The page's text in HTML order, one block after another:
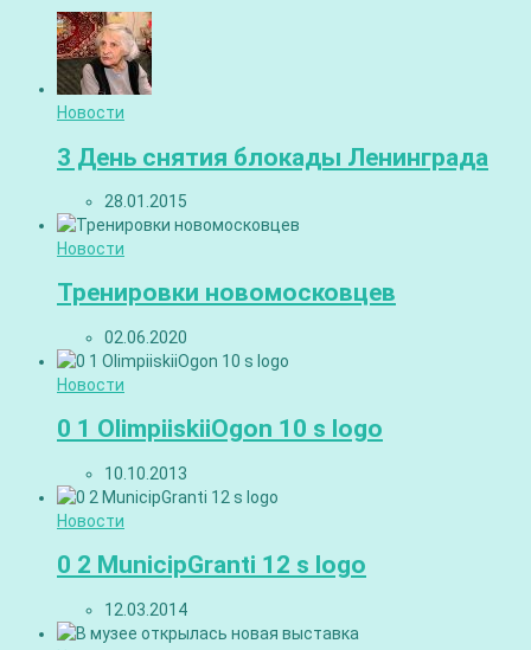
Новости
3 День снятия блокады Ленинграда
28.01.2015
Новости
Тренировки новомосковцев
02.06.2020
Новости
0 1 OlimpiiskiiOgon 10 s logo
10.10.2013
Новости
0 2 MunicipGranti 12 s logo
12.03.2014